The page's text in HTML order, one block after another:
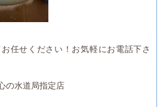
任せください！お気軽にお電話下さ
の水道局指定店